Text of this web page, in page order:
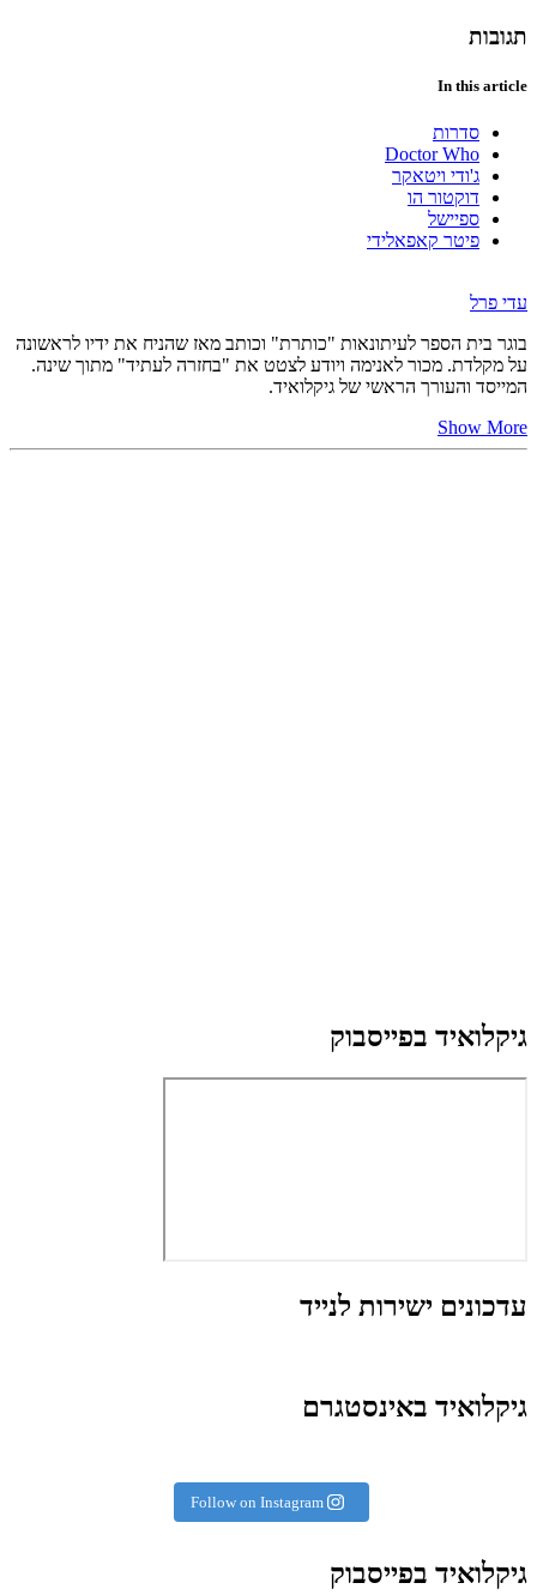
תגובות
In this article
סדרות
Doctor Who
ג'ודי ויטאקר
דוקטור הו
ספיישל
פיטר קאפאלידי
עדי פרל
בוגר בית הספר לעיתונאות "כותרת" וכותב מאז שהניח את ידיו לראשונה
על מקלדת. מכור לאנימה ויודע לצטט את "בחזרה לעתיד" מתוך שינה.
המייסד והעורך הראשי של גיקלואיד.
Show More
גיקלואיד בפייסבוק
עדכונים ישירות לנייד
גיקלואיד באינסטגרם
Follow on Instagram
גיקלואיד בפייסבוק